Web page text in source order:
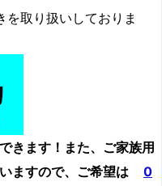
を取り扱いしておりま
きます！また、ご家族用
ますので、ご希望は
0